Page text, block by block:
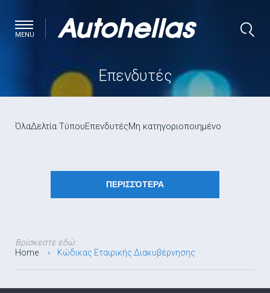
MENU
Επενδυτές
ΌλαΔελτία ΤύπουΕπενδυτέςΜη κατηγοριοποιημένο
ΠΕΡΙΣΣΌΤΕΡΑ
Βρίσκεστε εδώ:
Home
Κώδικας Εταιρικής Διακυβέρνησης